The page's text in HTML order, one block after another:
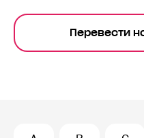
Перевести